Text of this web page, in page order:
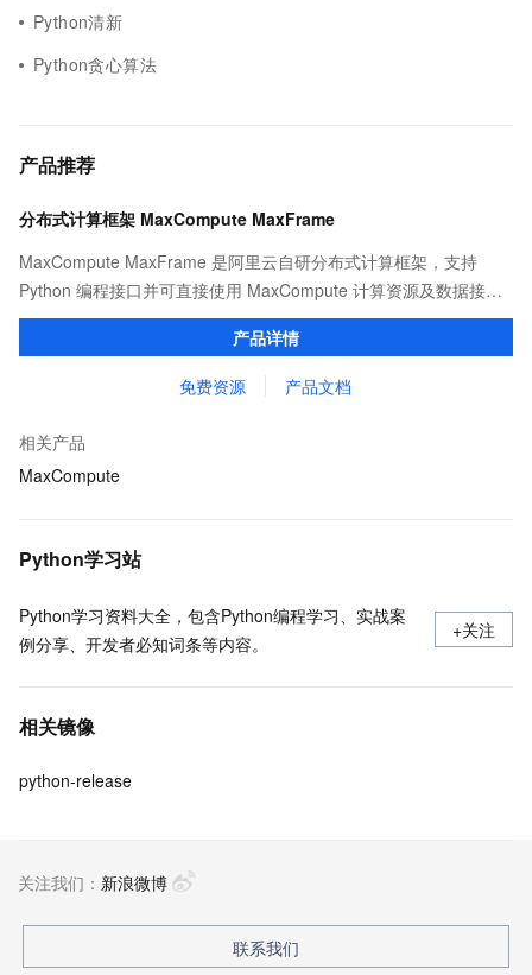
Python清新
Python贪心算法
产品推荐
分布式计算框架 MaxCompute MaxFrame
MaxCompute MaxFrame 是阿里云自研分布式计算框架，支持
Python 编程接口并可直接使用 MaxCompute 计算资源及数据接
口，与 MaxCompute Notebook、镜像管理等功能共同构成
MaxCompute 完整 Python 开发生态。
产品详情
免费资源 产品文档
相关产品
MaxCompute
Python学习站
Python学习资料大全，包含Python编程学习、实战案
例分享、开发者必知词条等内容。
+关注
相关镜像
python-release
关注我们： 新浪微博
联系我们